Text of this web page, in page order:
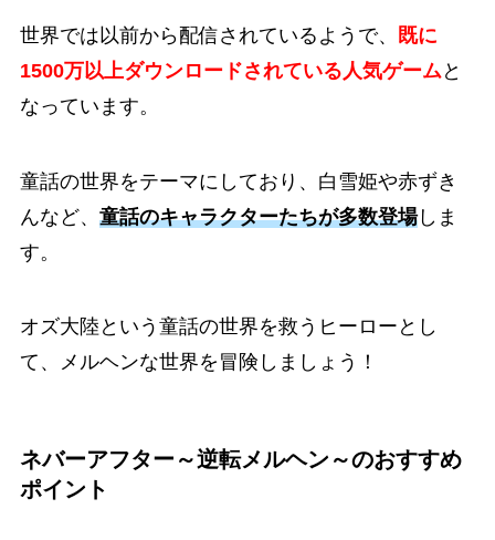
世界では以前から配信されているようで、
既に
1500万以上ダウンロードされている人気ゲーム と
なっています。
童話の世界をテーマにしており、白雪姫や赤ずき
んなど、 童話のキャラクターたちが多数登場しま
す。
オズ大陸という童話の世界を救うヒーローとし
て、メルヘンな世界を冒険しましょう！
ネバーアフター～逆転メルヘン～のおすすめ
ポイント